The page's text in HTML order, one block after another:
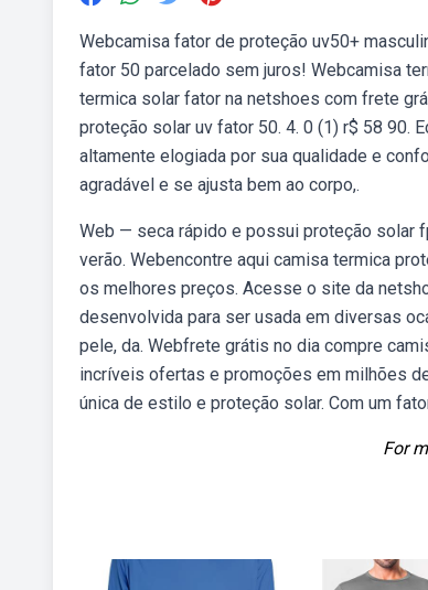
Webcamisa fator de proteção uv50+
fator 50 parcelado sem juros! Webcamisa
termica solar fator na netshoes com frete
proteção solar uv fator 50. 4. 0 (1) r$ 58 90.
altamente elogiada por sua qualidade e
agradável e se ajusta bem ao corpo,.
Web — seca rápido e possui proteção solar
verão. Webencontre aqui camisa termica
os melhores preços. Acesse o site da
desenvolvida para ser usada em diversas
pele, da. Webfrete grátis no dia compre
incríveis ofertas e promoções em milhões
única de estilo e proteção solar. Com um
For